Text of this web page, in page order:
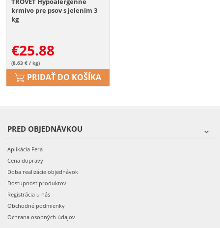
krmivo pre psov s jelením 3
kg
€25.88
(8.63 € / kg)
PRIDAŤ DO KOŠÍKA
PRED OBJEDNÁVKOU
Aplikácia Fera
Cena dopravy
Doba realizácie objednávok
Dostupnosť produktov
Registrácia u nás
Obchodné podmienky
Ochrana osobných údajov